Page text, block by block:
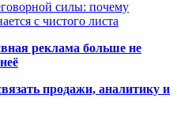
силы: почему
с чистого листа
реклама больше не
продажи, аналитику и